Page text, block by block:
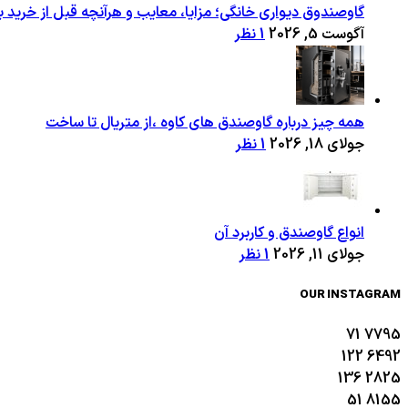
گاوصندوق دیواری خانگی؛ مزایا، معایب و هرآنچه قبل از خرید
آگوست 5, 2026
1 نظر
همه چیز درباره گاوصندق های کاوه ،از متریال تا ساخت
جولای 18, 2026
1 نظر
انواع گاوصندق و کاربرد آن
جولای 11, 2026
1 نظر
OUR INSTAGRAM
7795
71
6492
122
2825
136
8155
51